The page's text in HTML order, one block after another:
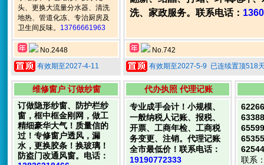
头、更换大流量分水器、清洗
地热、管道化冻、专治厨房及
卫生间反味。 13766661963
No.2448
有效期至2027-4-11
洗、家政服务。联系电话：
No.742
有效期至2027-5-9 已连续置顶518
维修窗户 订做纱窗
订做隐形纱窗、防护栏纱
窗，框中框金刚网，做工
精细豪华大气！质量信的
过！专修窗户透风，漏
水，更换胶条！换玻璃！
防盗门改通风窗。电话：
代办执照 代理记账
专业成手会计！小规模、
一般纳税人记账、报税、
开票、工商年检、工商税
务变更、注销。代理记账
全市最低价！联系电话：
19190772333
联系